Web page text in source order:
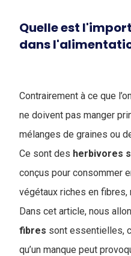
Quelle est
dans
Contrairement à ce que
ne doivent pas manger
mélanges de graines ou
Ce sont des herbivores
conçus pour consommer
végétaux riches en fibres,
Dans cet article, nous
fibres sont essentielles,
qu’un manque peut